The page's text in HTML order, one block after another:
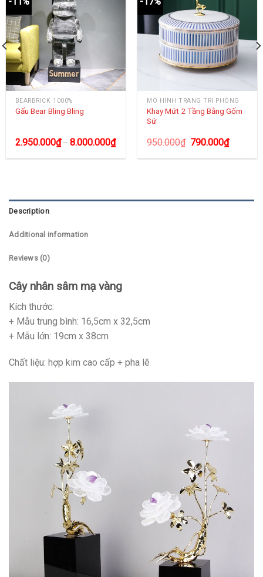
BEARBRICK 1000%
Gấu Bear Bling Bling
2.950.000₫– 8.000.000₫
MÔ HÌNH TRANG TRÍ PHÒNG
Khay Mứt 2 Tầng Bằng Gốm
Sứ
950.000₫ 790.000₫
Description
Additional information
Reviews (0)
Cây nhân sâm mạ vàng
Kích thước:
+ Mẫu trung bình: 16,5cm x 32,5cm
+ Mẫu lớn: 19cm x 38cm
Chất liệu: hợp kim cao cấp + pha lê